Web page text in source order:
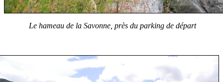
Le hameau de la Savonne, près du parking de départ